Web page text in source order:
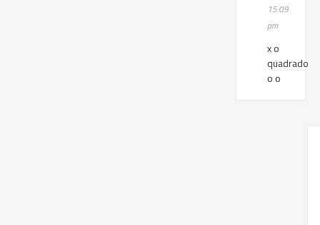
15:09
pm
x o
quadrado
o o